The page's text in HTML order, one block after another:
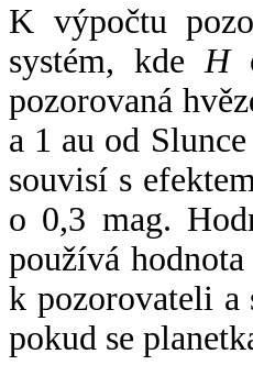
K výpočtu
systém, kde H
pozorovaná
a 1 au od
souvisí s
o 0,3 mag.
používá
k pozorovateli a
pokud se